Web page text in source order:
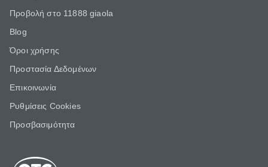
Προβολή στο 11888 giaola
Blog
Όροι χρήσης
Προστασία Δεδομένων
Επικοινωνία
Ρυθμίσεις Cookies
Προσβασιμότητα